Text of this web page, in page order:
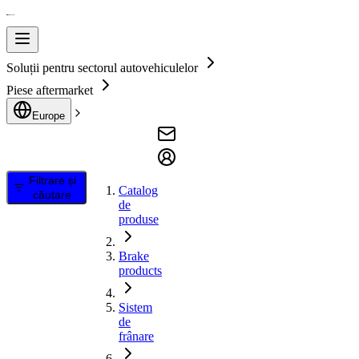
Soluții pentru sectorul autovehiculelor
Piese aftermarket
Europe
Filtrare și
căutare
Catalog
de
produse
Brake
products
Sistem
de
frânare